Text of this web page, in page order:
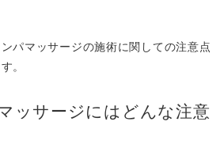
パマッサージの施術に関しての注意点
。
ッサージにはどんな注意